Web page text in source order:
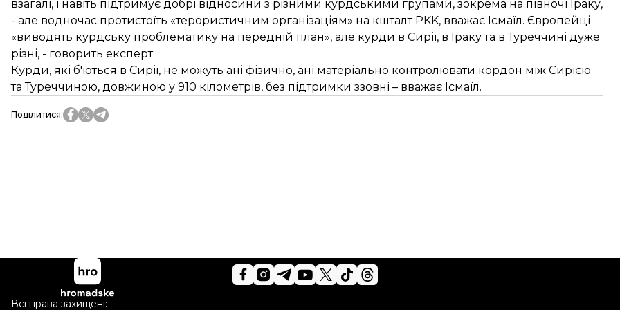
взагалі, і навіть підтримує добрі відносини з різними курдськими групами, зокрема на півночі Іраку,
- але водночас протистоїть «терористичним організаціям» на кшталт PKK, вважає Ісмаїл. Європейці
«виводять курдську проблематику на передній план», але курди в Сирії, в Іраку та в Туреччині дуже
різні, - говорить експерт.
Курди, які б'ються в Сирії, не можуть ані фізично, ані матеріально контролювати кордон між Сирією
та Туреччиною, довжиною у 910 кілометрів, без підтримки ззовні – вважає Ісмаїл.
Поділитися:
Всі права захищені: